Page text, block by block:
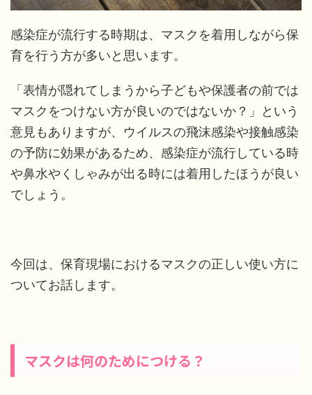
感染症が流行する時期は、マスクを着用しながら保
育を行う方が多いと思います。
「表情が隠れてしまうから子どもや保護者の前では
マスクをつけない方が良いのではないか？」という
意見もありますが、ウイルスの飛沫感染や接触感染
の予防に効果があるため、感染症が流行している時
や鼻水やくしゃみが出る時には着用したほうが良い
でしょう。
今回は、保育現場におけるマスクの正しい使い方に
ついてお話します。
マスクは何のためにつける？